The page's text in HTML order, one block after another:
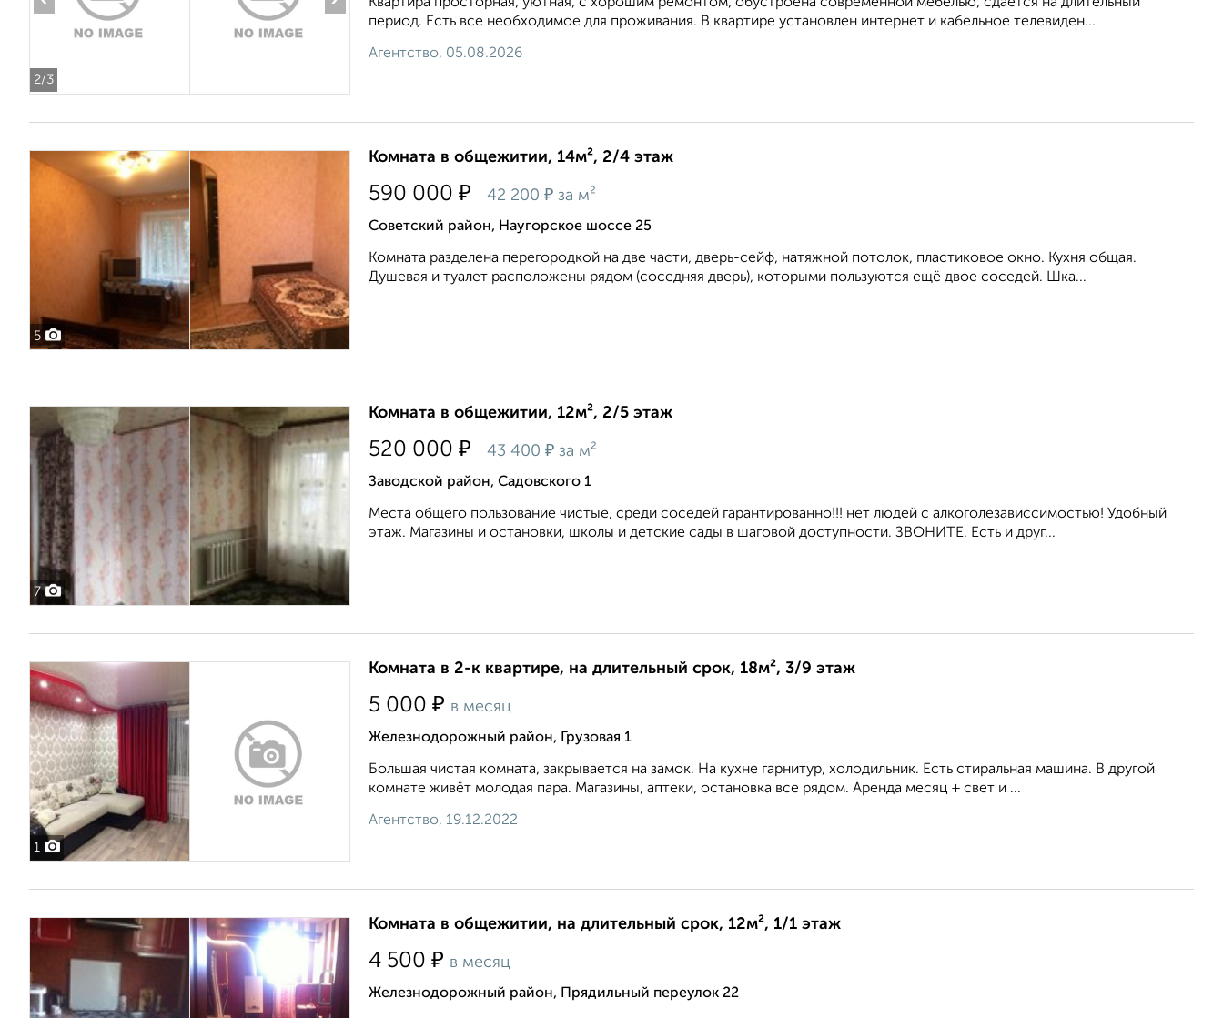
2/3
Квартира просторная, уютная, с хорошим ремонтом, обустроена современной мебелью, сдается на длительный
период. Есть все необходимое для проживания. В квартире установлен интернет и кабельное телевиден...
Агентство, 05.08.2026
5
Комната в общежитии, 14м², 2/4 этаж
590 000 ₽ 42 200 ₽ за м²
Советский район, Наугорское шоссе 25
Комната разделена перегородкой на две части, дверь-сейф, натяжной потолок, пластиковое окно. Кухня общая.
Душевая и туалет расположены рядом (соседняя дверь), которыми пользуются ещё двое соседей. Шка...
7
Комната в общежитии, 12м², 2/5 этаж
520 000 ₽ 43 400 ₽ за м²
Заводской район, Садовского 1
Места общего пользование чистые, среди соседей гарантированно!!! нет людей с алкоголезависсимостью! Удобный
этаж. Магазины и остановки, школы и детские сады в шаговой доступности. ЗВОНИТЕ. Есть и друг...
1
Комната в 2-к квартире, на длительный срок, 18м², 3/9 этаж
5 000 ₽ в месяц
Железнодорожный район, Грузовая 1
Большая чистая комната, закрывается на замок. На кухне гарнитур, холодильник. Есть стиральная машина. В другой
комнате живёт молодая пара. Магазины, аптеки, остановка все рядом. Аренда месяц + свет и ...
Агентство, 19.12.2022
Комната в общежитии, на длительный срок, 12м², 1/1 этаж
4 500 ₽ в месяц
Железнодорожный район, Прядильный переулок 22